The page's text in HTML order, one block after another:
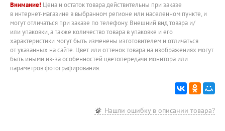
Внимание! Цена и остаток товара действительны при заказе
в интернет-магазине в выбранном регионе или населенном пункте, и
могут отличаться при заказе по телефону. Внешний вид товара и/
или упаковки, а также количество товара в упаковке и его
характеристики могут быть изменены изготовителем и отличаться
от указанных на сайте. Цвет или оттенок товара на изображениях могут
быть иными из-за особенностей цветопередачи монитора или
параметров фотографирования.
Нашли ошибку в описании товара?